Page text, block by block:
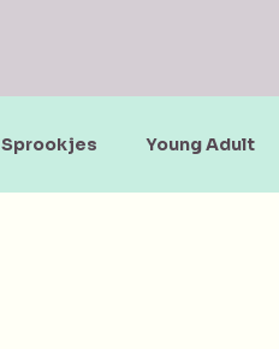
Sprookjes Young Adult